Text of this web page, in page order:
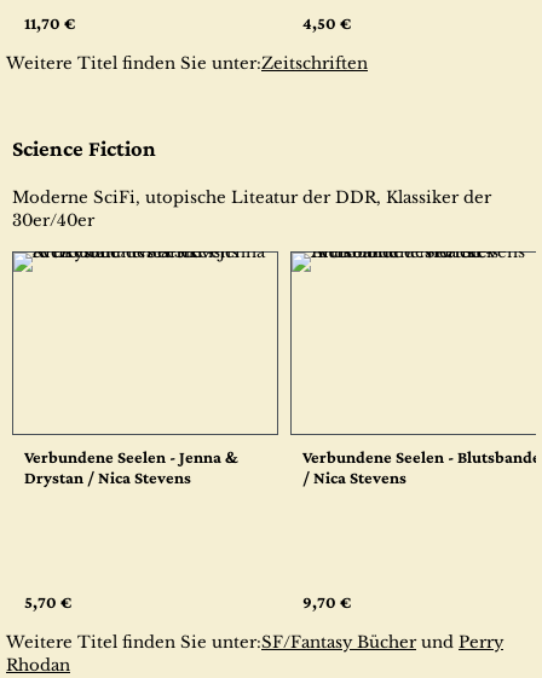
11,70 € 4,50 €
Weitere Titel finden Sie unter:Zeitschriften
Science Fiction
Moderne SciFi, utopische Liteatur der DDR, Klassiker der
30er/40er
Verbundene Seelen - Jenna &
Drystan / Nica Stevens
5,70 €
Verbundene Seelen - Blutsbande
/ Nica Stevens
9,70 €
Weitere Titel finden Sie unter:SF/Fantasy Bücherund Perry
Rhodan